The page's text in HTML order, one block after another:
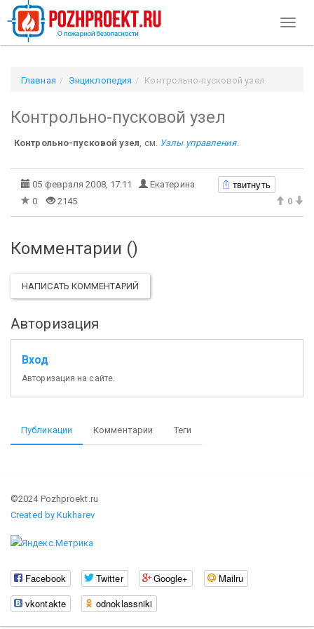
Главная Энциклопедия Контрольно-пусковой узел
Контрольно-пусковой узел
Контрольно-пусковой узел , см. Узлы управления.
05 февраля 2008, 17:11 Екатерина твитнуть
0 2145 0
Комментарии ()
НАПИСАТЬ КОММЕНТАРИЙ
Авторизация
Вход
Авторизация на сайте.
Публикации Комментарии Теги
©2024 Pozhproekt.ru
Created by Kukharev
Facebook Twitter Google+
Mailru
vkontakte
odnoklassniki